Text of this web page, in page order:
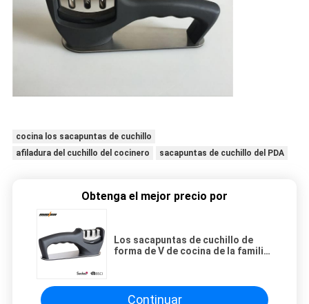
cocina los sacapuntas de cuchillo
afiladura del cuchillo del cocinero
sacapuntas de cuchillo del PDA
Obtenga el mejor precio por
Los sacapuntas de cuchillo de
forma de V de cocina de la familia
Continuar